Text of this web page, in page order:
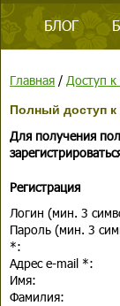
БЛОГ
Главная / Доступ
Полный доступ к
Для получения
Регистрация
Логин (мин. 3
Пароль (мин. 3
*:
Адрес e-mail *:
Имя:
Фамилия: